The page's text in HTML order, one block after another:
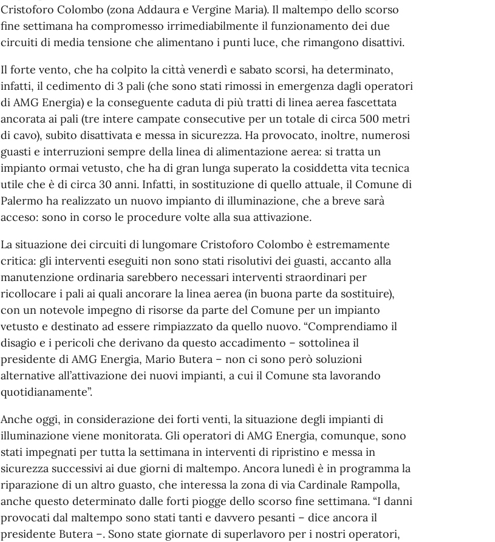
Cristoforo Colombo (zona Addaura e Vergine Maria). Il maltempo dello scorso
fine settimana ha compromesso irrimediabilmente il funzionamento dei due
circuiti di media tensione che alimentano i punti luce, che rimangono disattivi.
Il forte vento, che ha colpito la città venerdì e sabato scorsi, ha determinato,
infatti, il cedimento di 3 pali (che sono stati rimossi in emergenza dagli operatori
di AMG Energia) e la conseguente caduta di più tratti di linea aerea fascettata
ancorata ai pali (tre intere campate consecutive per un totale di circa 500 metri
di cavo), subito disattivata e messa in sicurezza. Ha provocato, inoltre, numerosi
guasti e interruzioni sempre della linea di alimentazione aerea: si tratta un
impianto ormai vetusto, che ha di gran lunga superato la cosiddetta vita tecnica
utile che è di circa 30 anni. Infatti, in sostituzione di quello attuale, il Comune di
Palermo ha realizzato un nuovo impianto di illuminazione, che a breve sarà
acceso: sono in corso le procedure volte alla sua attivazione.
La situazione dei circuiti di lungomare Cristoforo Colombo è estremamente
critica: gli interventi eseguiti non sono stati risolutivi dei guasti, accanto alla
manutenzione ordinaria sarebbero necessari interventi straordinari per
ricollocare i pali ai quali ancorare la linea aerea (in buona parte da sostituire),
con un notevole impegno di risorse da parte del Comune per un impianto
vetusto e destinato ad essere rimpiazzato da quello nuovo. “Comprendiamo il
disagio e i pericoli che derivano da questo accadimento – sottolinea il
presidente di AMG Energia, Mario Butera – non ci sono però soluzioni
alternative all’attivazione dei nuovi impianti, a cui il Comune sta lavorando
quotidianamente”.
Anche oggi, in considerazione dei forti venti, la situazione degli impianti di
illuminazione viene monitorata. Gli operatori di AMG Energia, comunque, sono
stati impegnati per tutta la settimana in interventi di ripristino e messa in
sicurezza successivi ai due giorni di maltempo. Ancora lunedì è in programma la
riparazione di un altro guasto, che interessa la zona di via Cardinale Rampolla,
anche questo determinato dalle forti piogge dello scorso fine settimana. “I danni
provocati dal maltempo sono stati tanti e davvero pesanti – dice ancora il
presidente Butera –. Sono state giornate di superlavoro per i nostri operatori,